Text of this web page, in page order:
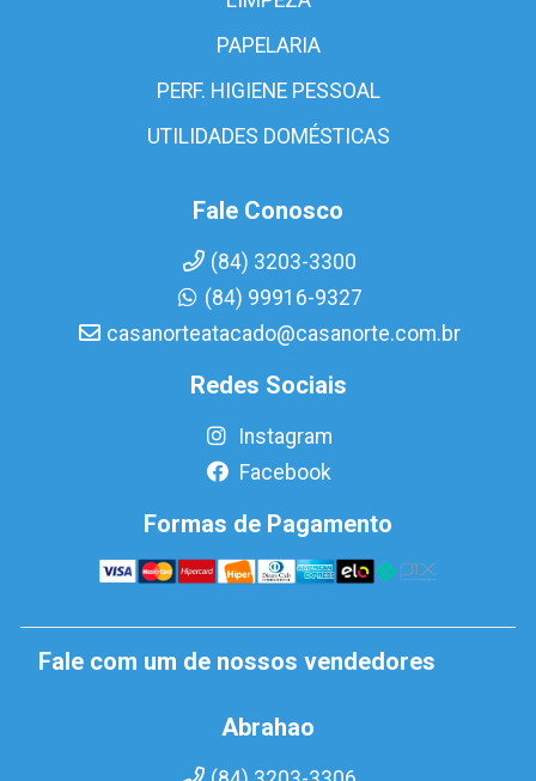
PAPELARIA
PERF. HIGIENE PESSOAL
UTILIDADES DOMÉSTICAS
Fale Conosco
(84) 3203-3300
(84) 99916-9327
casanorteatacado@casanorte.com.br
Redes Sociais
Instagram
Facebook
Formas de Pagamento
Fale com um de nossos vendedores
Abrahao